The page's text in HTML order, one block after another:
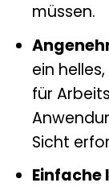
müssen.
ein
für
Sicht